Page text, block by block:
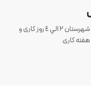
ارسال سفارش های تهران 1 الی 3 روز کاری و شهرستان ٢ الي ٤ روز کاری و
کاری